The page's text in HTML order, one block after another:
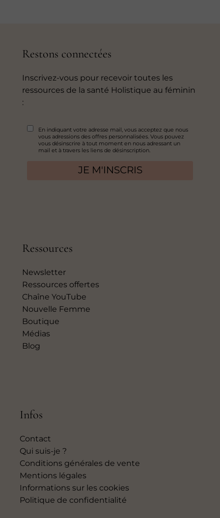
Restons connectées
Inscrivez-vous pour recevoir toutes les
ressources de la santé Holistique au féminin
:
Ressources
Newsletter
Ressources offertes
Chaîne YouTube
Nouvelle Femme
Boutique
Médias
Blog
Infos
Contact
Qui suis-je ?
Conditions générales de vente
Mentions légales
Informations sur les cookies
Politique de confidentialité